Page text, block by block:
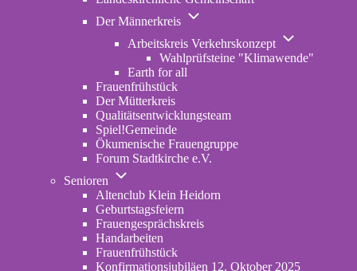
Der Männerkreis
Unternavigation
Der
Männerkreis
Arbeitskreis Verkehrskonzept
Arbeitskreis
Wahlprüfsteine "Klimawende"
Earth for all
Frauenfrühstück
Der Mütterkreis
Qualitätsentwicklungsteam
Spiel!Gemeinde
Ökumenische Frauengruppe
Forum Stadtkirche e.V.
tab)
Senioren
Unternavigation
Senioren
Altenclub Klein Heidorn
Geburtstagsfeiern
Frauengesprächskreis
Handarbeiten
Frauenfrühstück
Konfirmationsjubiläen 12. Oktober 2025